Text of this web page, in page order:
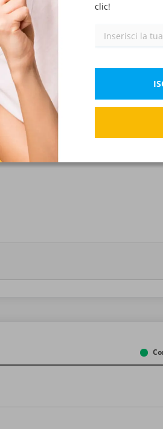
atmosferica?
clic!